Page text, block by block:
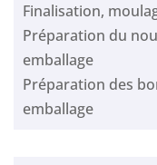
Finalisation,
Préparation du
emballage
Préparation des
emballage